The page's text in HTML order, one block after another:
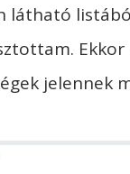
látható
Ekkor
jelennek